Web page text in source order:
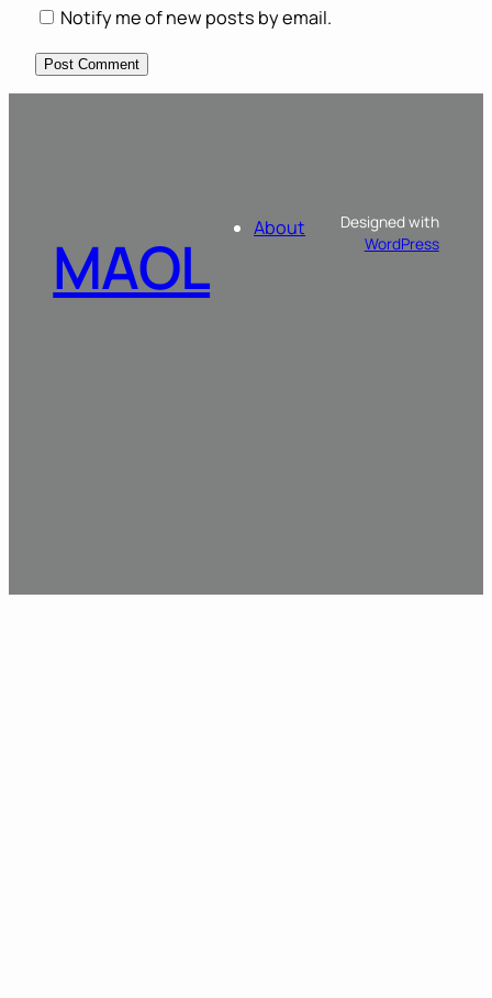
Notify me of new posts by email.
MAOL About
Designed with
WordPress